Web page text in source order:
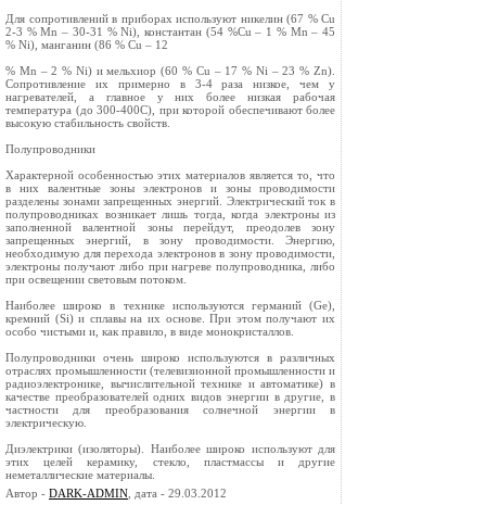
Для сопротивлений в приборах используют никелин (67 % Cu
2-3 % Mn – 30-31 % Ni), константан (54 %Cu – 1 % Mn – 45
% Ni), манганин (86 % Cu – 12
% Mn – 2 % Ni) и мельхиор (60 % Cu – 17 % Ni – 23 % Zn).
Сопротивление их примерно в 3-4 раза низкое, чем у
нагревателей, а главное у них более низкая рабочая
температура (до 300-400C), при которой обеспечивают более
высокую стабильность свойств.
Полупроводники
Характерной особенностью этих материалов является то, что
в них валентные зоны электронов и зоны проводимости
разделены зонами запрещенных энергий. Электрический ток в
полупроводниках возникает лишь тогда, когда электроны из
заполненной валентной зоны перейдут, преодолев зону
запрещенных энергий, в зону проводимости. Энергию,
необходимую для перехода электронов в зону проводимости,
электроны получают либо при нагреве полупроводника, либо
при освещении световым потоком.
Наиболее широко в технике используются германий (Ge),
кремний (Si) и сплавы на их основе. При этом получают их
особо чистыми и, как правило, в виде монокристаллов.
Полупроводники очень широко используются в различных
отраслях промышленности (телевизионной промышленности и
радиоэлектронике, вычислительной технике и автоматике) в
качестве преобразователей одних видов энергии в другие, в
частности для преобразования солнечной энергии в
электрическую.
Диэлектрики (изоляторы). Наиболее широко используют для
этих целей керамику, стекло, пластмассы и другие
неметаллические материалы.
Автор - DARK-ADMIN , дата - 29.03.2012